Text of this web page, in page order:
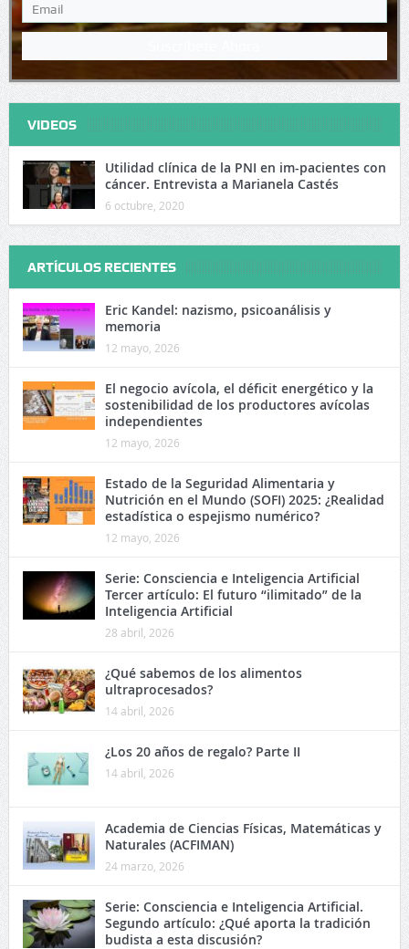
VIDEOS
Utilidad clínica de la PNI en im-pacientes con
cáncer. Entrevista a Marianela Castés
6 octubre, 2020
ARTÍCULOS RECIENTES
Eric Kandel: nazismo, psicoanálisis y
memoria
12 mayo, 2026
El negocio avícola, el déficit energético y la
sostenibilidad de los productores avícolas
independientes
12 mayo, 2026
Estado de la Seguridad Alimentaria y
Nutrición en el Mundo (SOFI) 2025: ¿Realidad
estadística o espejismo numérico?
12 mayo, 2026
Serie: Consciencia e Inteligencia Artificial
Tercer artículo: El futuro “ilimitado” de la
Inteligencia Artificial
28 abril, 2026
¿Qué sabemos de los alimentos
ultraprocesados?
14 abril, 2026
¿Los 20 años de regalo? Parte II
14 abril, 2026
Academia de Ciencias Físicas, Matemáticas y
Naturales (ACFIMAN)
24 marzo, 2026
Serie: Consciencia e Inteligencia Artificial.
Segundo artículo: ¿Qué aporta la tradición
budista a esta discusión?